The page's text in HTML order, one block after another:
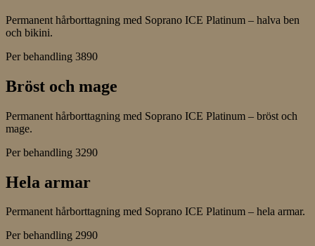
Permanent hårborttagning med Soprano ICE Platinum – halva ben
och bikini.
Per behandling 3890
Bröst och mage
Permanent hårborttagning med Soprano ICE Platinum – bröst och
mage.
Per behandling 3290
Hela armar
Permanent hårborttagning med Soprano ICE Platinum – hela armar.
Per behandling 2990